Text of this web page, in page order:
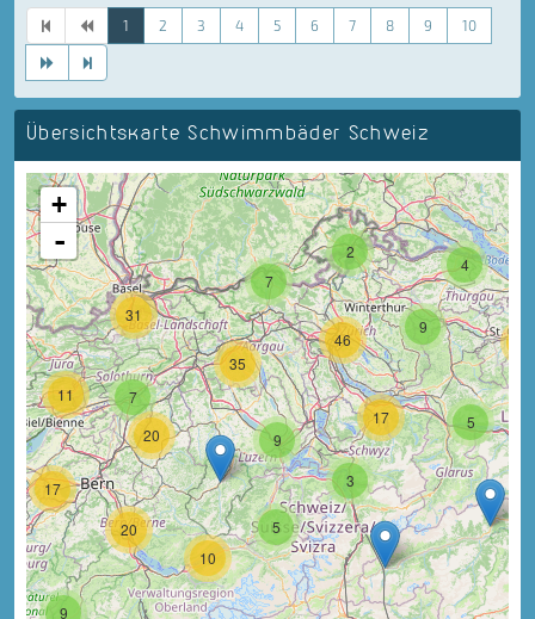
1 2 3 4 5 6 7 8 9 10
Übersichtskarte Schwimmbäder Schweiz
9
5
4
3
5
9
17
11 7
31
9
17
10
20
20
7
2
35
46
+
-